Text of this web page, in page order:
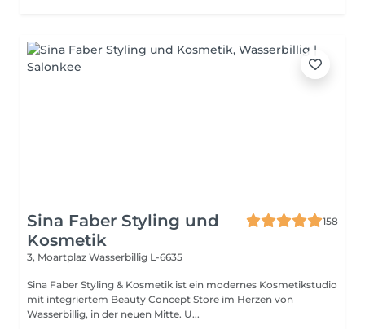
Sina Faber Styling und
Kosmetik
158
3, Moartplaz Wasserbillig L-6635
Sina Faber Styling & Kosmetik ist ein modernes Kosmetikstudio
mit integriertem Beauty Concept Store im Herzen von
Wasserbillig, in der neuen Mitte. U...